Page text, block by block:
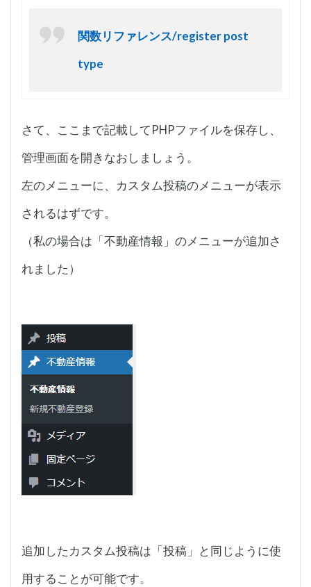
関数リファレンス/register post
type
さて、ここまで記載してPHPファイルを保存し、
管理画面を開きなおしましょう。
左のメニューに、カスタム投稿のメニューが表示
されるはずです。
（私の場合は「不動産情報」のメニューが追加さ
れました）
追加したカスタム投稿は「投稿」と同じように使
用することが可能です。